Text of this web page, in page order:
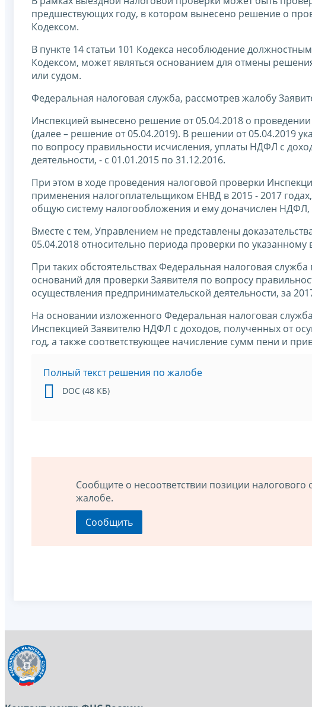
предшествующих году, в котором вынесено решение о
Кодексом.
В пункте 14 статьи 101 Кодекса несоблюдение
Кодексом, может являться основанием для отмены
или судом.
Федеральная налоговая служба, рассмотрев жалобу
Инспекцией вынесено решение от 05.04.2018 о
(далее – решение от 05.04.2019). В решении от 05.04.2019
по вопросу правильности исчисления, уплаты НДФЛ с
деятельности, - с 01.01.2015 по 31.12.2016.
При этом в ходе проведения налоговой проверки
применения налогоплательщиком ЕНВД в 2015 - 2017
общую систему налогообложения и ему доначислен НДФЛ,
Вместе с тем, Управлением не представлены
05.04.2018 относительно периода проверки по указанному
При таких обстоятельствах Федеральная налоговая
оснований для проверки Заявителя по вопросу
осуществления предпринимательской деятельности, за
На основании изложенного Федеральная налоговая
Инспекцией Заявителю НДФЛ с доходов, полученных от
год, а также соответствующее начисление сумм пени и
Полный текст решения по жалобе
DOC (48 КБ)
Сообщите о несоответствии позиции
жалобе.